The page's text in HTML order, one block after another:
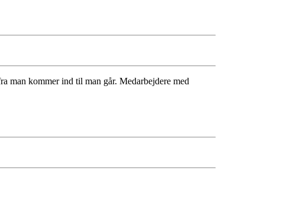
man kommer ind til man går. Medarbejdere med